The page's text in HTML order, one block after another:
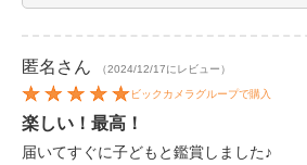
匿名 さん （2024/12/17にレビュー）
ビックカメラグループで購入
楽しい！最高！
届いてすぐに子どもと鑑賞しました♪